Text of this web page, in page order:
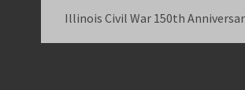
Illinois Civil War 150th